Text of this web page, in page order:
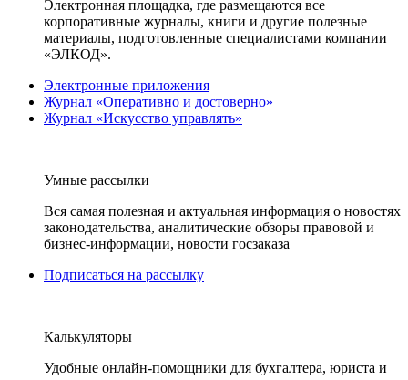
Электронная площадка, где размещаются все
корпоративные журналы, книги и другие полезные
материалы, подготовленные специалистами компании
«ЭЛКОД».
Электронные приложения
Журнал «Оперативно и достоверно»
Журнал «Искусство управлять»
Умные рассылки
Вся самая полезная и актуальная информация о новостях
законодательства, аналитические обзоры правовой и
бизнес-информации, новости госзаказа
Подписаться на рассылку
Калькуляторы
Удобные онлайн-помощники для бухгалтера, юриста и